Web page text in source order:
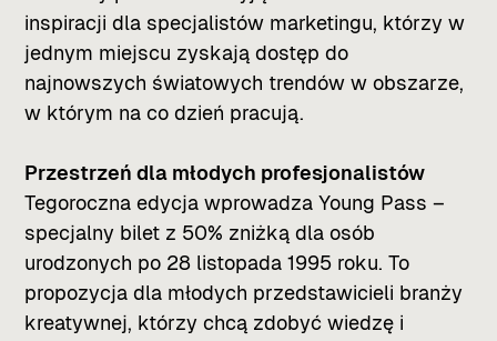
inspiracji dla specjalistów marketingu, którzy w
jednym miejscu zyskają dostęp do
najnowszych światowych trendów w obszarze,
w którym na co dzień pracują.
Przestrzeń dla młodych profesjonalistów
Tegoroczna edycja wprowadza Young Pass –
specjalny bilet z 50% zniżką dla osób
urodzonych po 28 listopada 1995 roku. To
propozycja dla młodych przedstawicieli branży
kreatywnej, którzy chcą zdobyć wiedzę i